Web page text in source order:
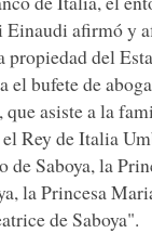
afirmó y
propiedad del
el bufete de
que asiste a la
Rey de Italia
de Saboya, la
la Princesa
de Saboya".